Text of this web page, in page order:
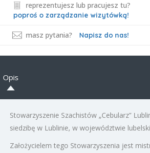
reprezentujesz lub pracujesz tu?
poproś o zarządzanie wizytówką!
masz pytania? Napisz do nas!
Opis
Stowarzyszenie Szachistów „Cebularz”
siedzibę w Lublinie, w województwie
Założycielem tego Stowarzyszenia jest